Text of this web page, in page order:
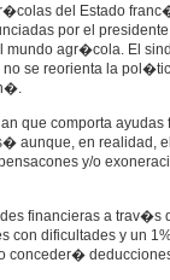
del Estado
por el
mundo agr�cola. El
se reorienta la
que comporta
aunque, en realidad,
y/o
financieras a trav�s
con dificultades y un
conceder�